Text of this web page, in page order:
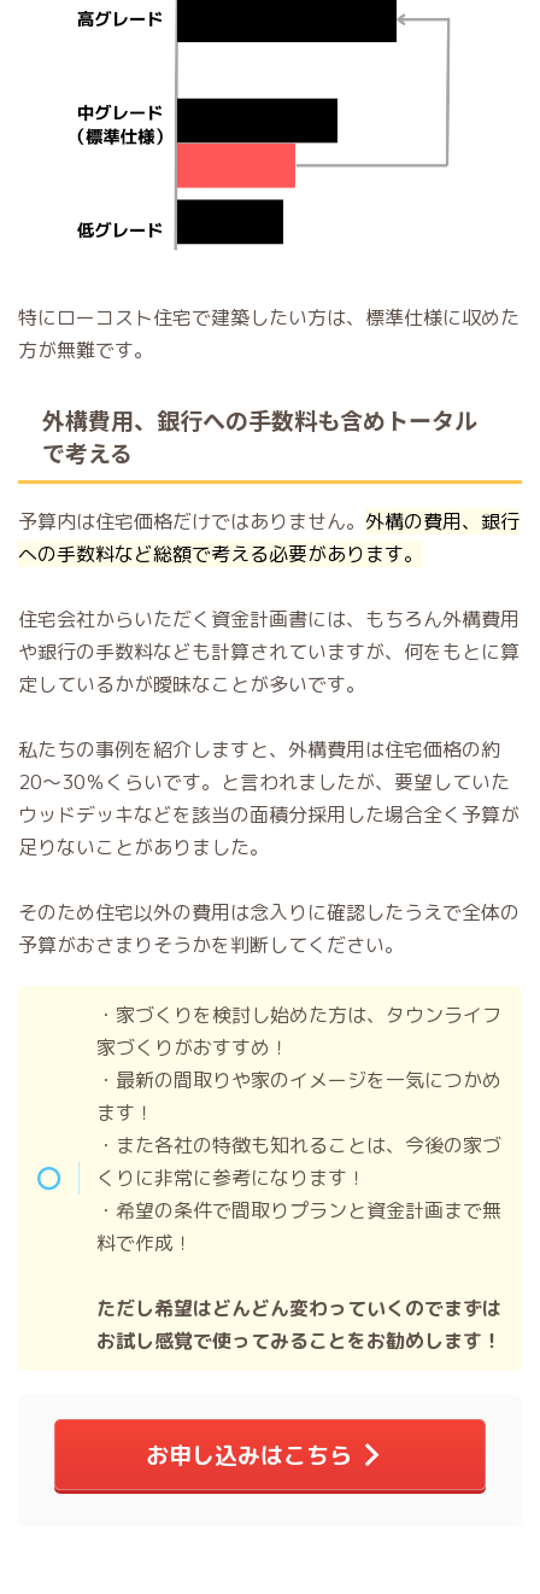
特にローコスト住宅で建築したい方は、標準仕様に収めた
方が無難です。
外構費用、銀行への手数料も含めトータル
で考える
予算内は住宅価格だけではありません。 外構の費用、銀行
への手数料など総額で考える必要があります。
住宅会社からいただく資金計画書には、もちろん外構費用
や銀行の手数料なども計算されていますが、何をもとに算
定しているかが曖昧なことが多いです。
私たちの事例を紹介しますと、外構費用は住宅価格の約
20～30％くらいです。と言われましたが、要望していた
ウッドデッキなどを該当の面積分採用した場合全く予算が
足りないことがありました。
そのため住宅以外の費用は念入りに確認したうえで全体の
予算がおさまりそうかを判断してください。
・家づくりを検討し始めた方は、タウンライフ
家づくりがおすすめ！
・最新の間取りや家のイメージを一気につかめ
ます！
・また各社の特徴も知れることは、今後の家づ
くりに非常に参考になります！
・希望の条件で間取りプランと資金計画まで無
料で作成！
ただし希望はどんどん変わっていくのでまずは
お試し感覚で使ってみることをお勧めします！
お申し込みはこちら